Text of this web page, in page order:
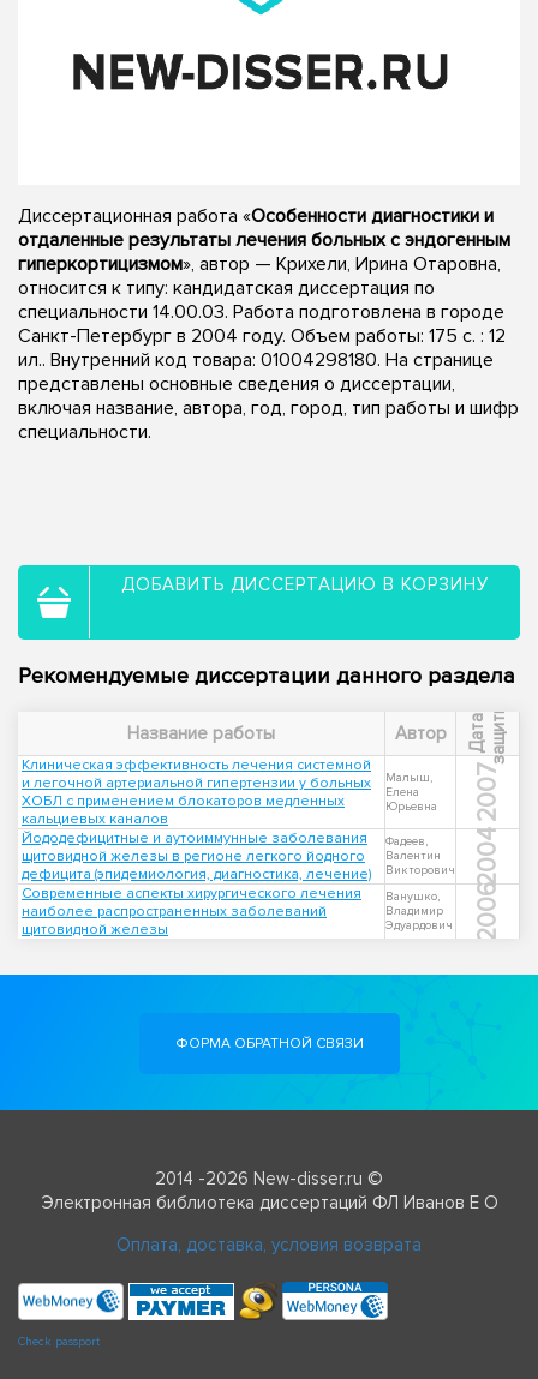
Диссертационная работа «Особенности диагностики и
отдаленные результаты лечения больных с эндогенным
гиперкортицизмом», автор — Крихели, Ирина Отаровна,
относится к типу: кандидатская диссертация по
специальности 14.00.03. Работа подготовлена в городе
Санкт-Петербург в 2004 году. Объем работы: 175 с. : 12
ил.. Внутренний код товара: 01004298180. На странице
представлены основные сведения о диссертации,
включая название, автора, год, город, тип работы и шифр
специальности.
ДОБАВИТЬ ДИССЕРТАЦИЮ В КОРЗИНУ
Рекомендуемые диссертации данного раздела
Название работы Автор Д
а
т
а
з
а
щ
и
т ы
Клиническая эффективность лечения системной
и легочной артериальной гипертензии у больных
ХОБЛ с применением блокаторов медленных
кальциевых каналов
Малыш,
Елена
Юрьевна
2007
Йододефицитные и аутоиммунные заболевания
щитовидной железы в регионе легкого йодного
дефицита (эпидемиология, диагностика, лечение)
Фадеев,
Валентин
Викторович
2004
Современные аспекты хирургического лечения
наиболее распространенных заболеваний
щитовидной железы
Ванушко,
Владимир
Эдуардович
2006
ФОРМА ОБРАТНОЙ СВЯЗИ
2014 -2026 New-disser.ru ©
Электронная библиотека диссертаций ФЛ Иванов Е О
Оплата, доставка, условия возврата
Check passport